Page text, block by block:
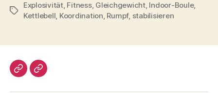
Schlagwörter
Explosivität, Fitness, Gleichgewicht, Indoor-Boule,
Kettlebell, Koordination, Rumpf, stabilisieren
Impressum/DatSchutz
Beliebte